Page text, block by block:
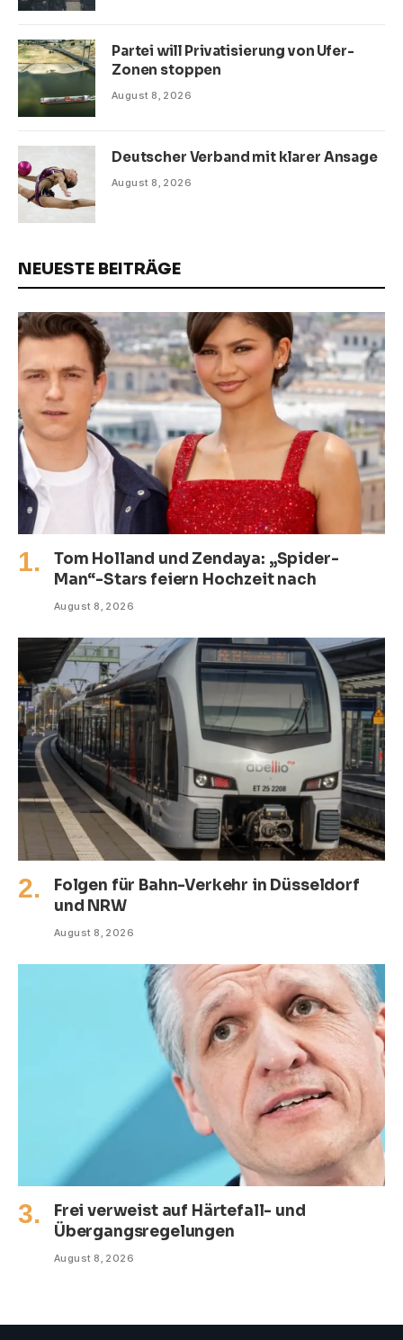
Partei will Privatisierung von Ufer-
Zonen stoppen
August 8, 2026
Deutscher Verband mit klarer Ansage
August 8, 2026
NEUESTE BEITRÄGE
Tom Holland und Zendaya: „Spider-
Man“-Stars feiern Hochzeit nach
August 8, 2026
Folgen für Bahn-Verkehr in Düsseldorf
und NRW
August 8, 2026
Frei verweist auf Härtefall- und
Übergangsregelungen
August 8, 2026